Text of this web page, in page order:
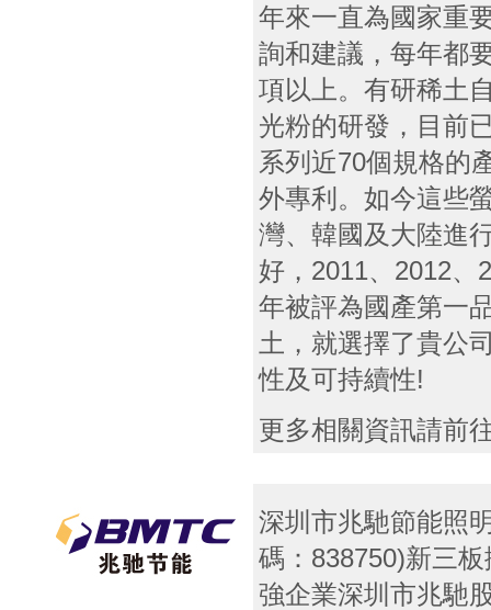
年來一直為國家重
詢和建議，每年都
項以上。有研稀土
光粉的研發，目前
系列近70個規格的
外專利。如今這些
灣、韓國及大陸進
好，2011、2012、
年被評為國產第一
土，就選擇了貴公
性及可持續性!
更多相關資訊請前
深圳市兆馳節能照
碼：838750)新三
強企業深圳市兆馳